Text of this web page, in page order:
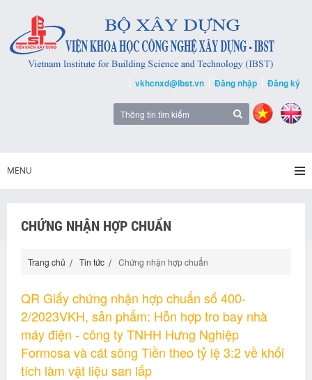
vkhcnxd@ibst.vn Đăng nhập Đăng ký
MENU
CHỨNG NHẬN HỢP CHUẨN
Trang chủ Tin tức Chứng nhận hợp chuẩn
QR Giấy chứng nhận hợp chuẩn số 400-
2/2023VKH, sản phẩm: Hỗn hợp tro bay nhà
máy điện - công ty TNHH Hưng Nghiệp
Formosa và cát sông Tiền theo tỷ lệ 3:2 về khối
tích làm vật liệu san lấp